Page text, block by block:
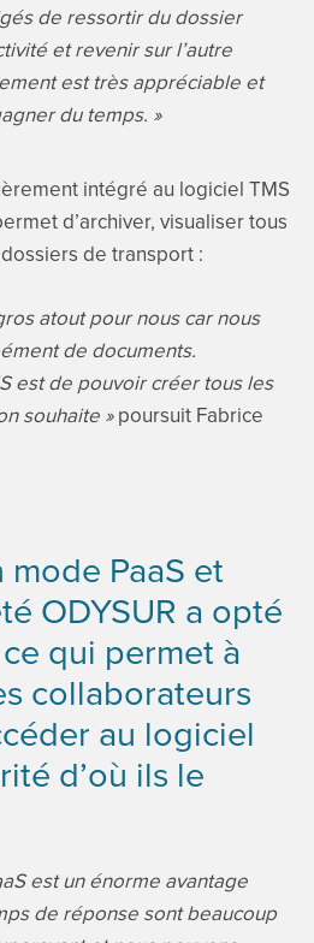
de ressortir du dossier
et revenir sur l’autre
est très appréciable et
du temps. »
intégré au logiciel TMS
d’archiver, visualiser tous
de transport :
atout pour nous car nous
de documents.
est de pouvoir créer tous les
souhaite »poursuit Fabrice
PaaS et
ODYSUR a opté
qui permet à
collaborateurs
au logiciel
d’où ils le
est un énorme avantage
de réponse sont beaucoup